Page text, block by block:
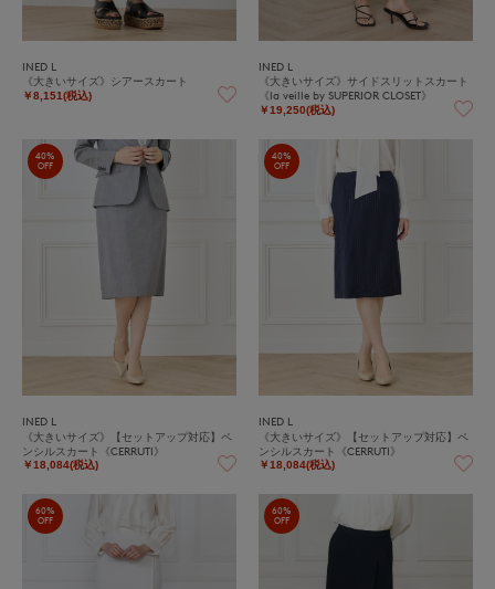
INED L
《大きいサイズ》シアースカート
￥8,151(税込)
INED L
《大きいサイズ》サイドスリットスカート
《la veille by SUPERIOR CLOSET》
￥19,250(税込)
40%
OFF
INED L
《大きいサイズ》【セットアップ対応】ペ
ンシルスカート《CERRUTI》
￥18,084(税込)
40%
OFF
INED L
《大きいサイズ》【セットアップ対応】ペ
ンシルスカート《CERRUTI》
￥18,084(税込)
60%
OFF
60%
OFF